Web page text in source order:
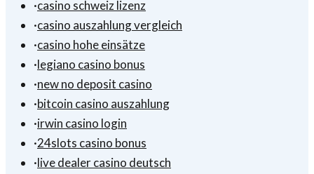
·casino schweiz lizenz
·casino auszahlung vergleich
·casino hohe einsätze
·legiano casino bonus
·new no deposit casino
·bitcoin casino auszahlung
·irwin casino login
·24slots casino bonus
·live dealer casino deutsch